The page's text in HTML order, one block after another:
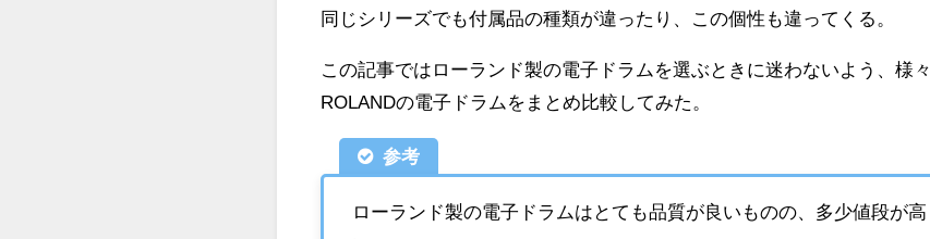
同じシリーズでも付属品の種類が違ったり、この個性も違ってくる。
この記事ではローランド製の電子ドラムを選ぶときに迷わないよう、様々
ROLANDの電子ドラムをまとめ比較してみた。
参考
ローランド製の電子ドラムはとても品質が良いものの、多少値段が高